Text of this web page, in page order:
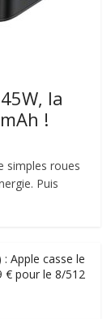
la
!
simples roues
Puis
Apple casse le
€ pour le 8/512